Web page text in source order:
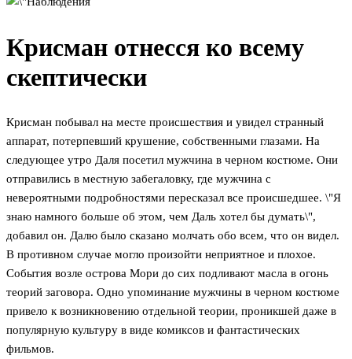
Крисман отнесся ко всему
скептически
Крисман побывал на месте происшествия и увидел странный
аппарат, потерпевший крушение, собственными глазами. На
следующее утро Даля посетил мужчина в черном костюме. Они
отправились в местную забегаловку, где мужчина с
невероятными подробностями пересказал все происшедшее. \"Я
знаю намного больше об этом, чем Даль хотел бы думать\",
добавил он. Далю было сказано молчать обо всем, что он видел.
В противном случае могло произойти неприятное и плохое.
События возле острова Мори до сих подливают масла в огонь
теорий заговора. Одно упоминание мужчины в черном костюме
привело к возникновению отдельной теории, проникшей даже в
популярную культуру в виде комиксов и фантастических
фильмов.